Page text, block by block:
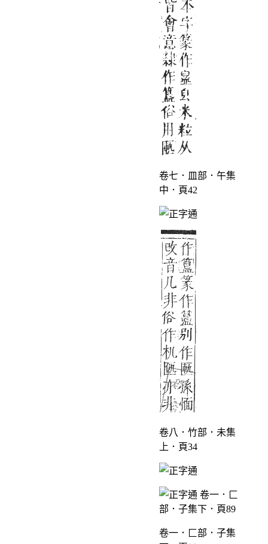
卷七．皿部．午集
中．頁42
卷八．竹部．未集
上．頁34
卷一．匚部．子集